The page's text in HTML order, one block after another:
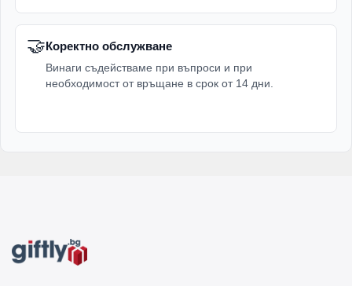
🤝Коректно обслужване
Винаги съдействаме при въпроси и при
необходимост от връщане в срок от 14 дни.